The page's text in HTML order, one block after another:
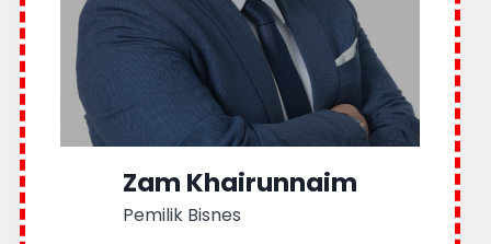
Zam Khairunnaim
Pemilik Bisnes